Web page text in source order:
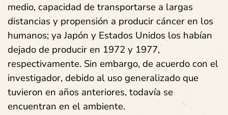
medio, capacidad de transportarse a largas
distancias y propensión a producir cáncer en los
humanos; ya Japón y Estados Unidos los habían
dejado de producir en 1972 y 1977,
respectivamente. Sin embargo, de acuerdo con el
investigador, debido al uso generalizado que
tuvieron en años anteriores, todavía se
encuentran en el ambiente.